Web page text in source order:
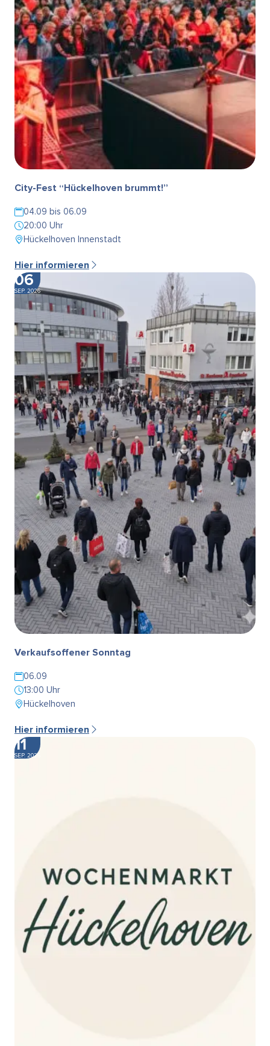
City-Fest “Hückelhoven brummt!”
04.09 bis 06.09
20:00 Uhr
Hückelhoven Innenstadt
Hier informieren
06
SEP. 2026
Verkaufsoffener Sonntag
06.09
13:00 Uhr
Hückelhoven
Hier informieren
11
SEP. 2026